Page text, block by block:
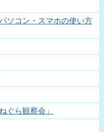
ソコン・スマホの使い方
ぐら観察会」